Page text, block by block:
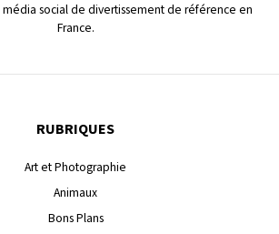
social de divertissement de référence en
France.
RUBRIQUES
Art et Photographie
Animaux
Bons Plans